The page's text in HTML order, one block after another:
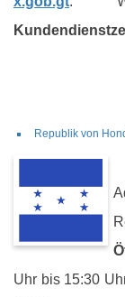
Republik von
Uhr bis 15:30